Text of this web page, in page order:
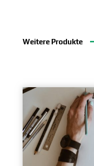
Weitere Produkte